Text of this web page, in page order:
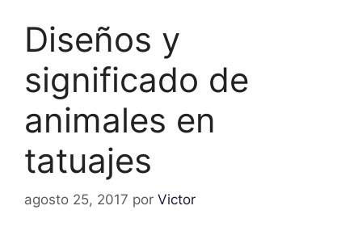
Diseños y
significado de
animales en
tatuajes
agosto 25, 2017 por Victor